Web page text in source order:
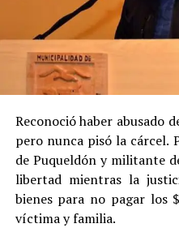
Reconoció haber abusado
pero nunca pisó la cárcel.
de Puqueldón y militante
libertad mientras la
bienes para no pagar los
víctima y familia.